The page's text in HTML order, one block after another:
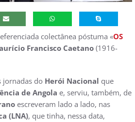
colectânea póstuma «OS
Francisco Caetano (1916-
jornadas do Herói Nacional que
de Angola e, serviu, também, de
escreveram lado a lado, nas
(LNA), que tinha, nessa data,